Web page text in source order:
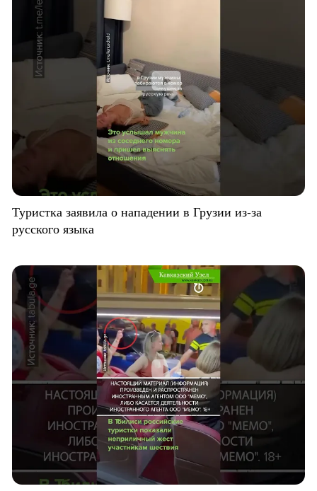
Туристка заявила о нападении в Грузии из-за
русского языка